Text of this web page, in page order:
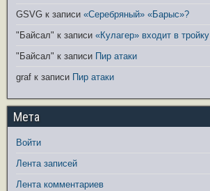
GSVG к записи «Серебряный» «Барыс»?
"Байсал" к записи «Кулагер» входит в тройку
"Байсал" к записи Пир атаки
graf к записи Пир атаки
Мета
Войти
Лента записей
Лента комментариев